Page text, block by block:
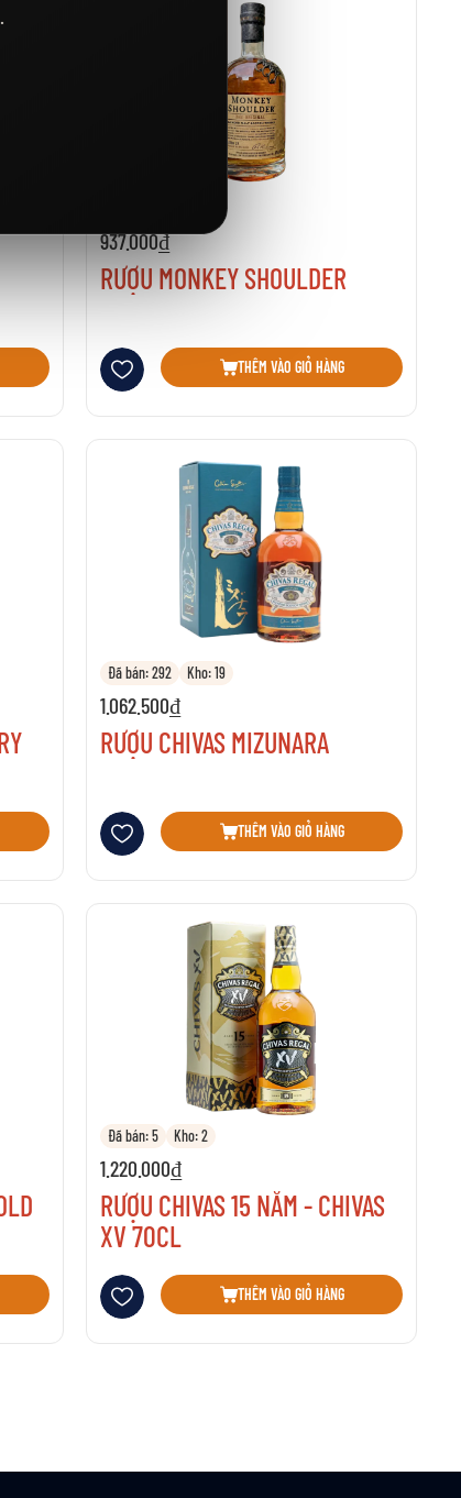
937.000₫
RƯỢU MONKEY SHOULDER
Thêm vào danh sách yêu thích
THÊM VÀO GIỎ HÀNG
Đã bán: 292 Kho: 19
1.062.500₫
RƯỢU CHIVAS MIZUNARA
Thêm vào danh sách yêu thích
THÊM VÀO GIỎ HÀNG
Đã bán: 5 Kho: 2
1.220.000₫
RƯỢU CHIVAS 15 NĂM - CHIVAS
XV 70CL
Thêm vào danh sách yêu thích
THÊM VÀO GIỎ HÀNG